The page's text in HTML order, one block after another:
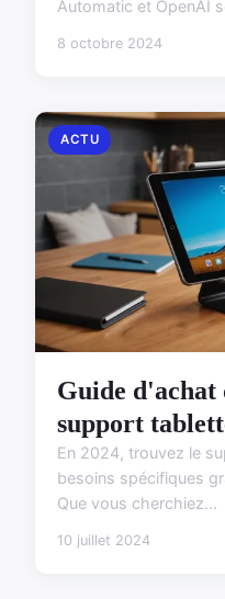
Automatic et OpenAI
8 octobre 2024
ACTU
Guide
support
En 2024, trouvez le
besoins spécifiques
Que vous cherchiez...
10 juillet 2024